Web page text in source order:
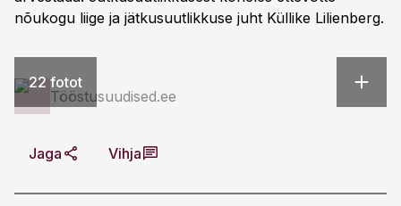
nõukogu liige ja jätkusuutlikkuse juht Küllike Lilienberg.
22 fotot
Tööstusuudised.ee
Jaga Vihja